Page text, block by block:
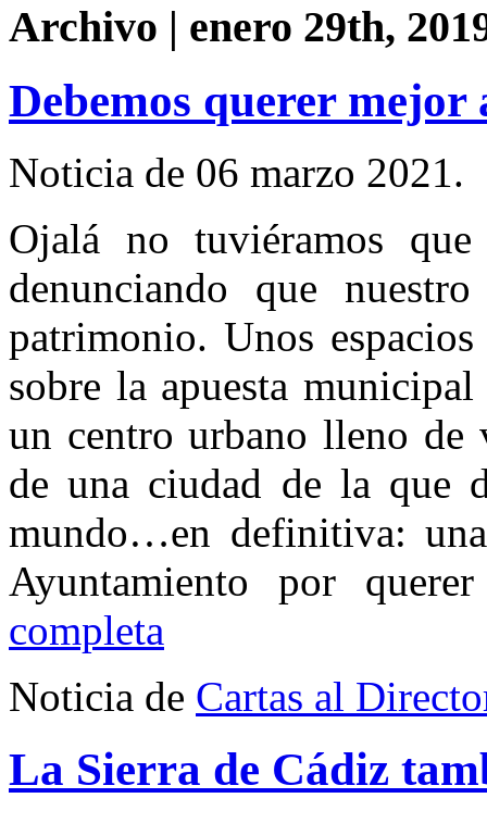
Archivo | enero 29th,
Debemos querer mejor
Noticia de 06 marzo 2021.
Ojalá no tuviéramos
denunciando que
patrimonio. Unos
sobre la apuesta
un centro urbano lleno de
de una ciudad de la que
mundo…en definitiva:
Ayuntamiento por
completa
Noticia de Cartas al
La Sierra de Cádiz